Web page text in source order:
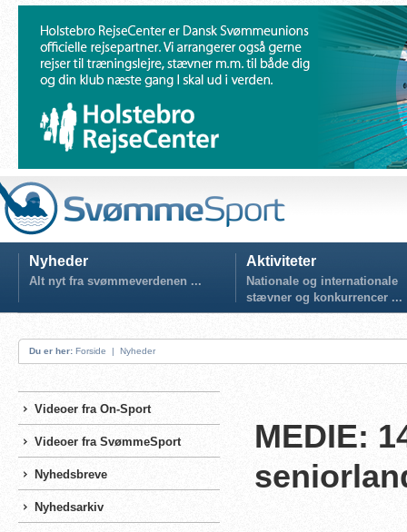
Nyheder
Alt nyt fra svømmeverdenen ...
Aktiviteter
Nationale og internationale
stævner og konkurrencer ...
Du er her: Forside | Nyheder
Videoer fra On-Sport
Videoer fra SvømmeSport
Nyhedsbreve
Nyhedsarkiv
MEDIE: